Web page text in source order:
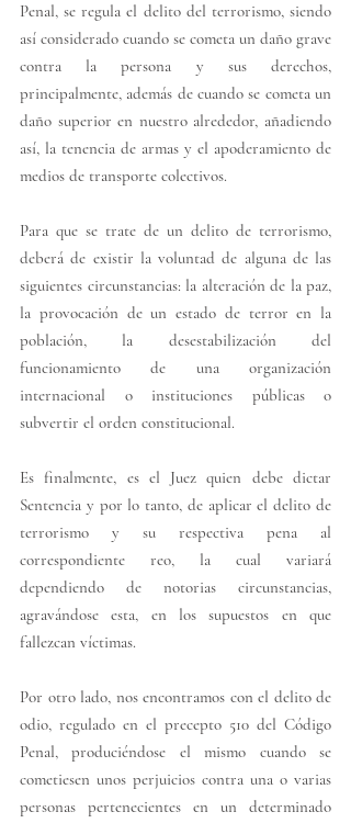
Penal, se regula el delito del terrorismo, siendo
así considerado cuando se cometa un daño grave
contra la persona y sus derechos,
principalmente, además de cuando se cometa un
daño superior en nuestro alrededor, añadiendo
así, la tenencia de armas y el apoderamiento de
medios de transporte colectivos.
Para que se trate de un delito de terrorismo,
deberá de existir la voluntad de alguna de las
siguientes circunstancias: la alteración de la paz,
la provocación de un estado de terror en la
población, la desestabilización del
funcionamiento de una organización
internacional o instituciones públicas o
subvertir el orden constitucional.
Es finalmente, es el Juez quien debe dictar
Sentencia y por lo tanto, de aplicar el delito de
terrorismo y su respectiva pena al
correspondiente reo, la cual variará
dependiendo de notorias circunstancias,
agravándose esta, en los supuestos en que
fallezcan víctimas.
Por otro lado, nos encontramos con el delito de
odio, regulado en el precepto 510 del Código
Penal, produciéndose el mismo cuando se
cometiesen unos perjuicios contra una o varias
personas pertenecientes en un determinado